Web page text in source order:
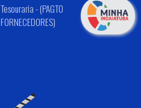
Tesouraria - (PAGTO
FORNECEDORES)